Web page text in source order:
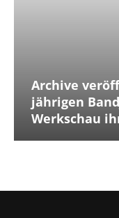
Archive
jährigen
Werkschau